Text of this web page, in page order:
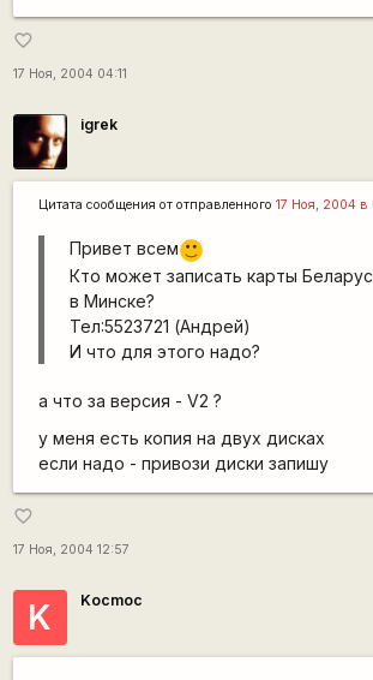
favorite_border
17 Ноя, 2004 04:11
igrek
Цитата сообщения от отправленного 17 Ноя, 2004 в
Привет всем :)
Кто может записать карты
в Минске?
Тел:5523721 (Андрей)
И что для этого надо?
а что за версия - V2 ?
у меня есть копия на двух дисках
если надо - привози диски запишу
favorite_border
17 Ноя, 2004 12:57
K Kocmoc